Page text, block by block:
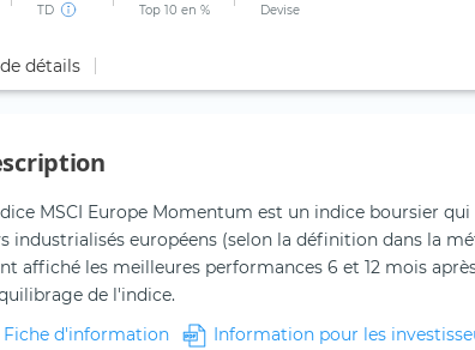
TD Top 10 en % Devise
détails
MSCI Europe Momentum est un indice boursier
industrialisés européens (selon la définition dans la
affiché les meilleures performances 6 et 12 mois
de l'indice.
Fiche d'information
Information pour les